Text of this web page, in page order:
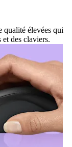
qualité élevées qui
des claviers.